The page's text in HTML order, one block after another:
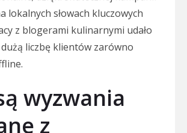
lokalnych słowach kluczowych
z blogerami kulinarnymi udało
liczbę klientów zarówno
wyzwania
z